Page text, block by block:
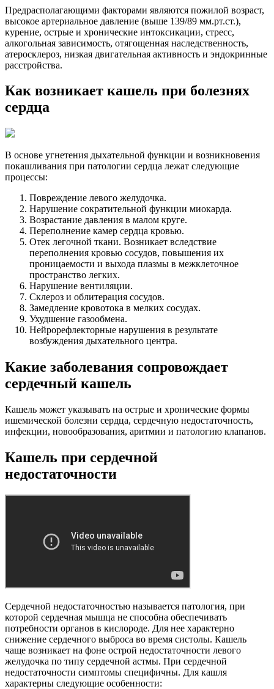
Предрасполагающими факторами являются пожилой возраст,
высокое артериальное давление (выше 139/89 мм.рт.ст.),
курение, острые и хронические интоксикации, стресс,
алкогольная зависимость, отягощенная наследственность,
атеросклероз, низкая двигательная активность и эндокринные
расстройства.
Как возникает кашель при болезнях
сердца
В основе угнетения дыхательной функции и возникновения
покашливания при патологии сердца лежат следующие
процессы:
Повреждение левого желудочка.
Нарушение сократительной функции миокарда.
Возрастание давления в малом круге.
Переполнение камер сердца кровью.
Отек легочной ткани. Возникает вследствие
переполнения кровью сосудов, повышения их
проницаемости и выхода плазмы в межклеточное
пространство легких.
Нарушение вентиляции.
Склероз и облитерация сосудов.
Замедление кровотока в мелких сосудах.
Ухудшение газообмена.
Нейрорефлекторные нарушения в результате
возбуждения дыхательного центра.
Какие заболевания сопровождает
сердечный кашель
Кашель может указывать на острые и хронические формы
ишемической болезни сердца, сердечную недостаточность,
инфекции, новообразования, аритмии и патологию клапанов.
Кашель при сердечной
недостаточности
Сердечной недостаточностью называется патология, при
которой сердечная мышца не способна обеспечивать
потребности органов в кислороде. Для нее характерно
снижение сердечного выброса во время систолы. Кашель
чаще возникает на фоне острой недостаточности левого
желудочка по типу сердечной астмы. При сердечной
недостаточности симптомы специфичны. Для кашля
характерны следующие особенности: